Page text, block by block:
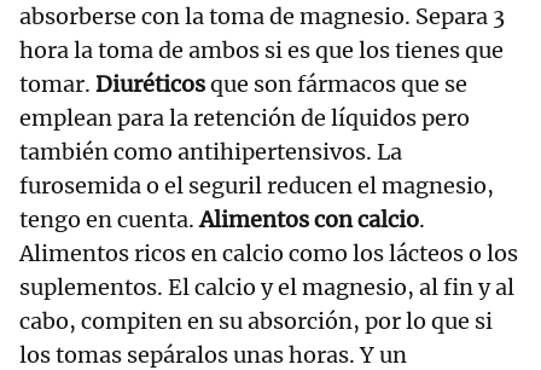
absorberse con la toma de magnesio. Separa 3
hora la toma de ambos si es que los tienes que
tomar. Diuréticosque son fármacos que se
emplean para la retención de líquidos pero
también como antihipertensivos. La
furosemida o el seguril reducen el magnesio,
tengo en cuenta.Alimentos con calcio.
Alimentos ricos en calcio como los lácteos o los
suplementos. El calcio y el magnesio, al fin y al
cabo, compiten en su absorción, por lo que si
los tomas sepáralos unas horas. Y un